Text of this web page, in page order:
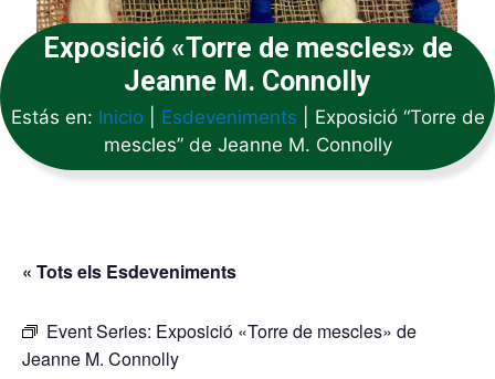
Exposició «Torre de mescles» de
Jeanne M. Connolly
Estás en: Inicio| Esdeveniments
Exposició “Torre de
mescles” de Jeanne M. Connolly
« Tots els Esdeveniments
Event Series: Exposició «Torre de mescles» de
Jeanne M. Connolly